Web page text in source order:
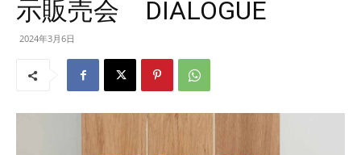
示販売会 DIALOGUE
2024年3月6日